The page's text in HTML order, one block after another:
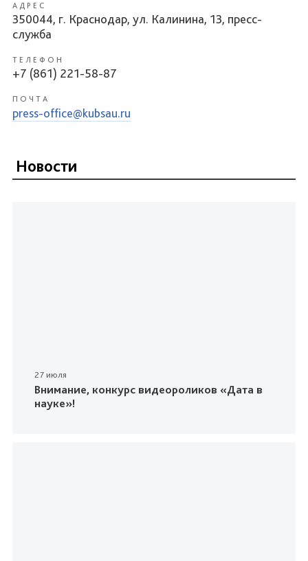
АДРЕС
350044, г. Краснодар, ул. Калинина, 13, пресс-
служба
ТЕЛЕФОН
+7 (861) 221-58-87
ПОЧТА
press-office@kubsau.ru
Новости
27 июля
Внимание, конкурс видеороликов «Дата в
науке»!